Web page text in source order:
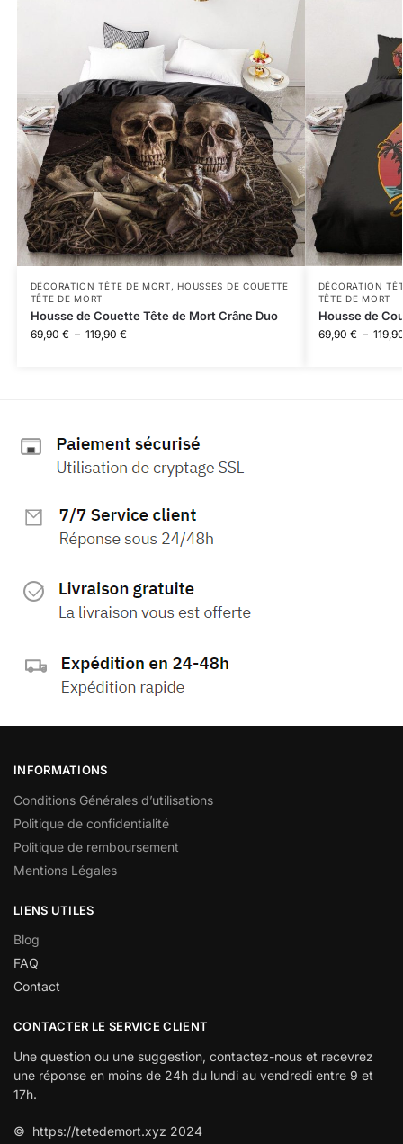
DÉCORATION TÊTE DE MORT,HOUSSES DE COUETTE
TÊTE DE MORT
Housse de Couette Tête de Mort Crâne Duo
69,90 € – 119,90 €
DÉCORATION
TÊTE DE MORT
Housse de
69,90 € –
INFORMATIONS
Conditions Générales d’utilisations
Politique de confidentialité
Politique de remboursement
Mentions Légales
LIENS UTILES
Blog
FAQ
Contact
CONTACTER LE SERVICE CLIENT
Une question ou une suggestion, contactez-nous et recevrez
une réponse en moins de 24h du lundi au vendredi entre 9 et
17h.
© https://tetedemort.xyz 2024